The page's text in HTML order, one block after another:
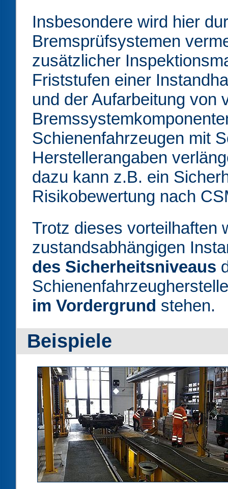
Insbesondere wird hier
Bremsprüfsystemen
zusätzlicher
Friststufen einer
und der Aufarbeitung von
Schienenfahrzeugen mit
Herstellerangaben
dazu kann z.B. ein
Risikobewertung nach
Trotz dieses vorteilhaften
zustandsabhängigen
des Sicherheitsniveaus
im Vordergrund stehen.
Beispiele